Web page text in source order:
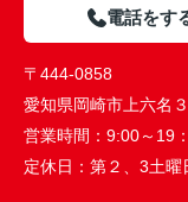
電話をす
〒444-0858
愛知県岡崎市上六名
営業時間： 9:00～19
定休日： 第２、3土